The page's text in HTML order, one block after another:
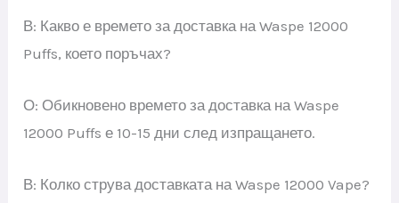
В: Какво е времето за доставка на Waspe 12000
Puffs, което поръчах?
О: Обикновено времето за доставка на Waspe
12000 Puffs е 10-15 дни след изпращането.
В: Колко струва доставката на Waspe 12000 Vape?